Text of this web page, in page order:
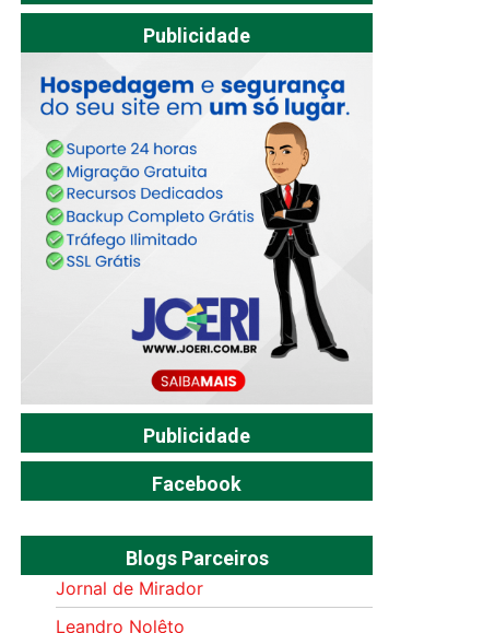
Publicidade
Publicidade
Facebook
Blogs Parceiros
Jornal de Mirador
Leandro Nolêto